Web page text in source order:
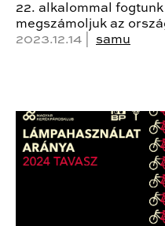
22. alkalommal
megszámoljuk az
2023.12.14 | samu